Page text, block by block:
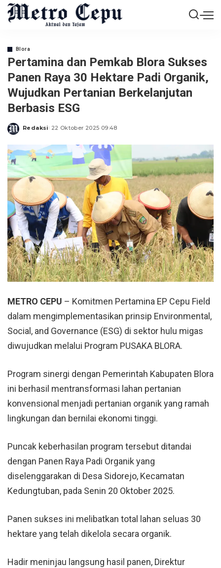
Blora
Pertamina dan Pemkab Blora Sukses
Panen Raya 30 Hektare Padi Organik,
Wujudkan Pertanian Berkelanjutan
Berbasis ESG
Posted
Redaksi 22 Oktober 2025 09:48
METRO CEPU – Komitmen Pertamina EP Cepu Field
dalam mengimplementasikan prinsip Environmental,
Social, and Governance (ESG) di sektor hulu migas
diwujudkan melalui Program PUSAKA BLORA.
Program sinergi dengan Pemerintah Kabupaten Blora
ini berhasil mentransformasi lahan pertanian
konvensional menjadi pertanian organik yang ramah
lingkungan dan bernilai ekonomi tinggi.
Puncak keberhasilan program tersebut ditandai
dengan Panen Raya Padi Organik yang
diselenggarakan di Desa Sidorejo, Kecamatan
Kedungtuban, pada Senin 20 Oktober 2025.
Panen sukses ini melibatkan total lahan seluas 30
hektare yang telah dikelola secara organik.
Hadir meninjau langsung hasil panen, Direktur